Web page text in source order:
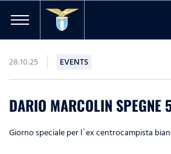
28.10.25 EVENTS
DARIO MARCOLIN SPEGNE
Giorno speciale per l`ex centrocampista